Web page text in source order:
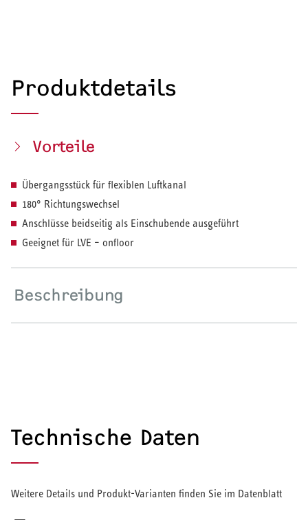
HEIZEN UND KÜHLEN
Produktdetails
Vorteile
Übergangsstück für flexiblen Luftkanal
180° Richtungswechsel
Anschlüsse beidseitig als Einschubende ausgeführt
Geeignet für LVE – onfloor
Beschreibung
Technische Daten
Weitere Details und Produkt-Varianten finden Sie im Datenblatt